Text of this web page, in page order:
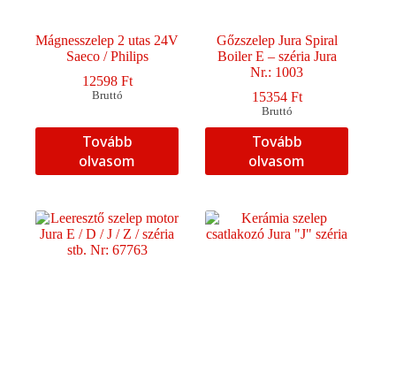
Mágnesszelep 2 utas 24V
Saeco / Philips
12598 Ft
Bruttó
Tovább
olvasom
Gőzszelep Jura Spiral
Boiler E – széria Jura
Nr.: 1003
15354 Ft
Bruttó
Tovább
olvasom